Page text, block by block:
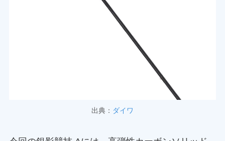
出典： ダイワ